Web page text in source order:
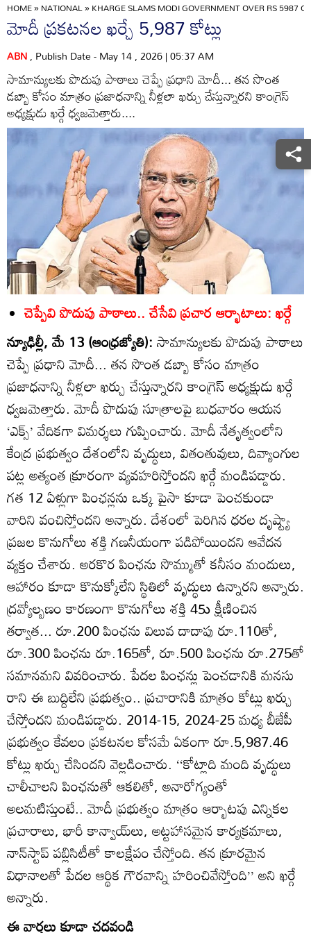
HOME»NATIONAL»KHARGE SLAMS MODI GOVERNMENT OVER RS 5987
మోదీ ప్రకటనల ఖర్చే 5,987 కోట్లు
ABN, Publish Date - May 14 , 2026 | 05:37 AM
సామాన్యులకు పొదుపు పాఠాలు చెప్పే ప్రధాని మోదీ... తన సొంత
డబ్బా కోసం మాత్రం ప్రజాధనాన్ని నీళ్లలా ఖర్చు చేస్తున్నారని కాంగ్రెస్‌
అధ్యక్షుడు ఖర్గే ధ్వజమెత్తారు....
చెప్పేవి పొదుపు పాఠాలు.. చేసేవి ప్రచార ఆర్భాటాలు: ఖర్గే
న్యూఢిల్లీ, మే 13 (ఆంధ్రజ్యోతి):సామాన్యులకు పొదుపు పాఠాలు
చెప్పే ప్రధాని మోదీ... తన సొంత డబ్బా కోసం మాత్రం
ప్రజాధనాన్ని నీళ్లలా ఖర్చు చేస్తున్నారని కాంగ్రెస్‌ అధ్యక్షుడు ఖర్గే
ధ్వజమెత్తారు. మోదీ పొదుపు సూత్రాలపై బుధవారం ఆయన
‘ఎక్స్‌’ వేదికగా విమర్శలు గుప్పించారు. మోదీ నేతృత్వంలోని
కేంద్ర ప్రభుత్వం దేశంలోని వృద్ధులు, వితంతువులు, దివ్యాంగుల
పట్ల అత్యంత క్రూరంగా వ్యవహరిస్తోందని ఖర్గే మండిపడ్డారు.
గత 12 ఏళ్లుగా పింఛన్లను ఒక్క పైసా కూడా పెంచకుండా
వారిని వంచిస్తోందని అన్నారు. దేశంలో పెరిగిన ధరల దృష్ట్యా
ప్రజల కొనుగోలు శక్తి గణనీయంగా పడిపోయిందని ఆవేదన
వ్యక్తం చేశారు. అరకొర పింఛను సొమ్ముతో కనీసం మందులు,
ఆహారం కూడా కొనుక్కోలేని స్థితిలో వృద్ధులు ఉన్నారని అన్నారు.
ద్రవ్యోల్బణం కారణంగా కొనుగోలు శక్తి 45ు క్షీణించిన
తర్వాత... రూ.200 పింఛను విలువ దాదాపు రూ.110తో,
రూ.300 పింఛను రూ.165తో, రూ.500 పింఛను రూ.275తో
సమానమని వివరించారు. పేదల పింఛన్లు పెంచడానికి మనసు
రాని ఈ బుద్దిలేని ప్రభుత్వం.. ప్రచారానికి మాత్రం కోట్లు ఖర్చు
చేస్తోందని మండిపడ్డారు. 2014-15, 2024-25 మధ్య బీజేపీ
ప్రభుత్వం కేవలం ప్రకటనల కోసమే ఏకంగా రూ.5,987.46
కోట్లు ఖర్చు చేసిందని వెల్లడించారు. ‘‘కోట్లాది మంది వృద్ధులు
చాలీచాలని పింఛనుతో ఆకలితో, అనారోగ్యంతో
అలమటిస్తుంటే.. మోదీ ప్రభుత్వం మాత్రం ఆర్భాటపు ఎన్నికల
ప్రచారాలు, భారీ కాన్వాయ్‌లు, అట్టహాసమైన కార్యక్రమాలు,
నాన్‌స్టాప్‌ పబ్లిసిటీతో కాలక్షేపం చేస్తోంది. తన క్రూరమైన
విధానాలతో పేదల ఆర్థిక గౌరవాన్ని హరించివేస్తోంది’’ అని ఖర్గే
అన్నారు.
ఈ వార్తలు కూడా చదవండి